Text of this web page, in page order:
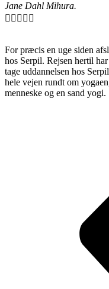
Jane Dahl Mihura.
    
For præcis en uge siden
hos Serpil. Rejsen hertil
tage uddannelsen hos
hele vejen rundt om
menneske og en sand yogi.